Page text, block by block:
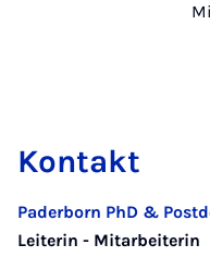
Kontakt
Paderborn PhD &
Leiterin - Mitarbeiterin